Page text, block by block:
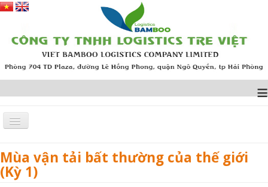
≡
Trang chủ
TIN TỨC
Mùa vận tải bất thường của thế giới (Kỳ 1)
Mùa vận tải bất thường của thế giới
(Kỳ 1)